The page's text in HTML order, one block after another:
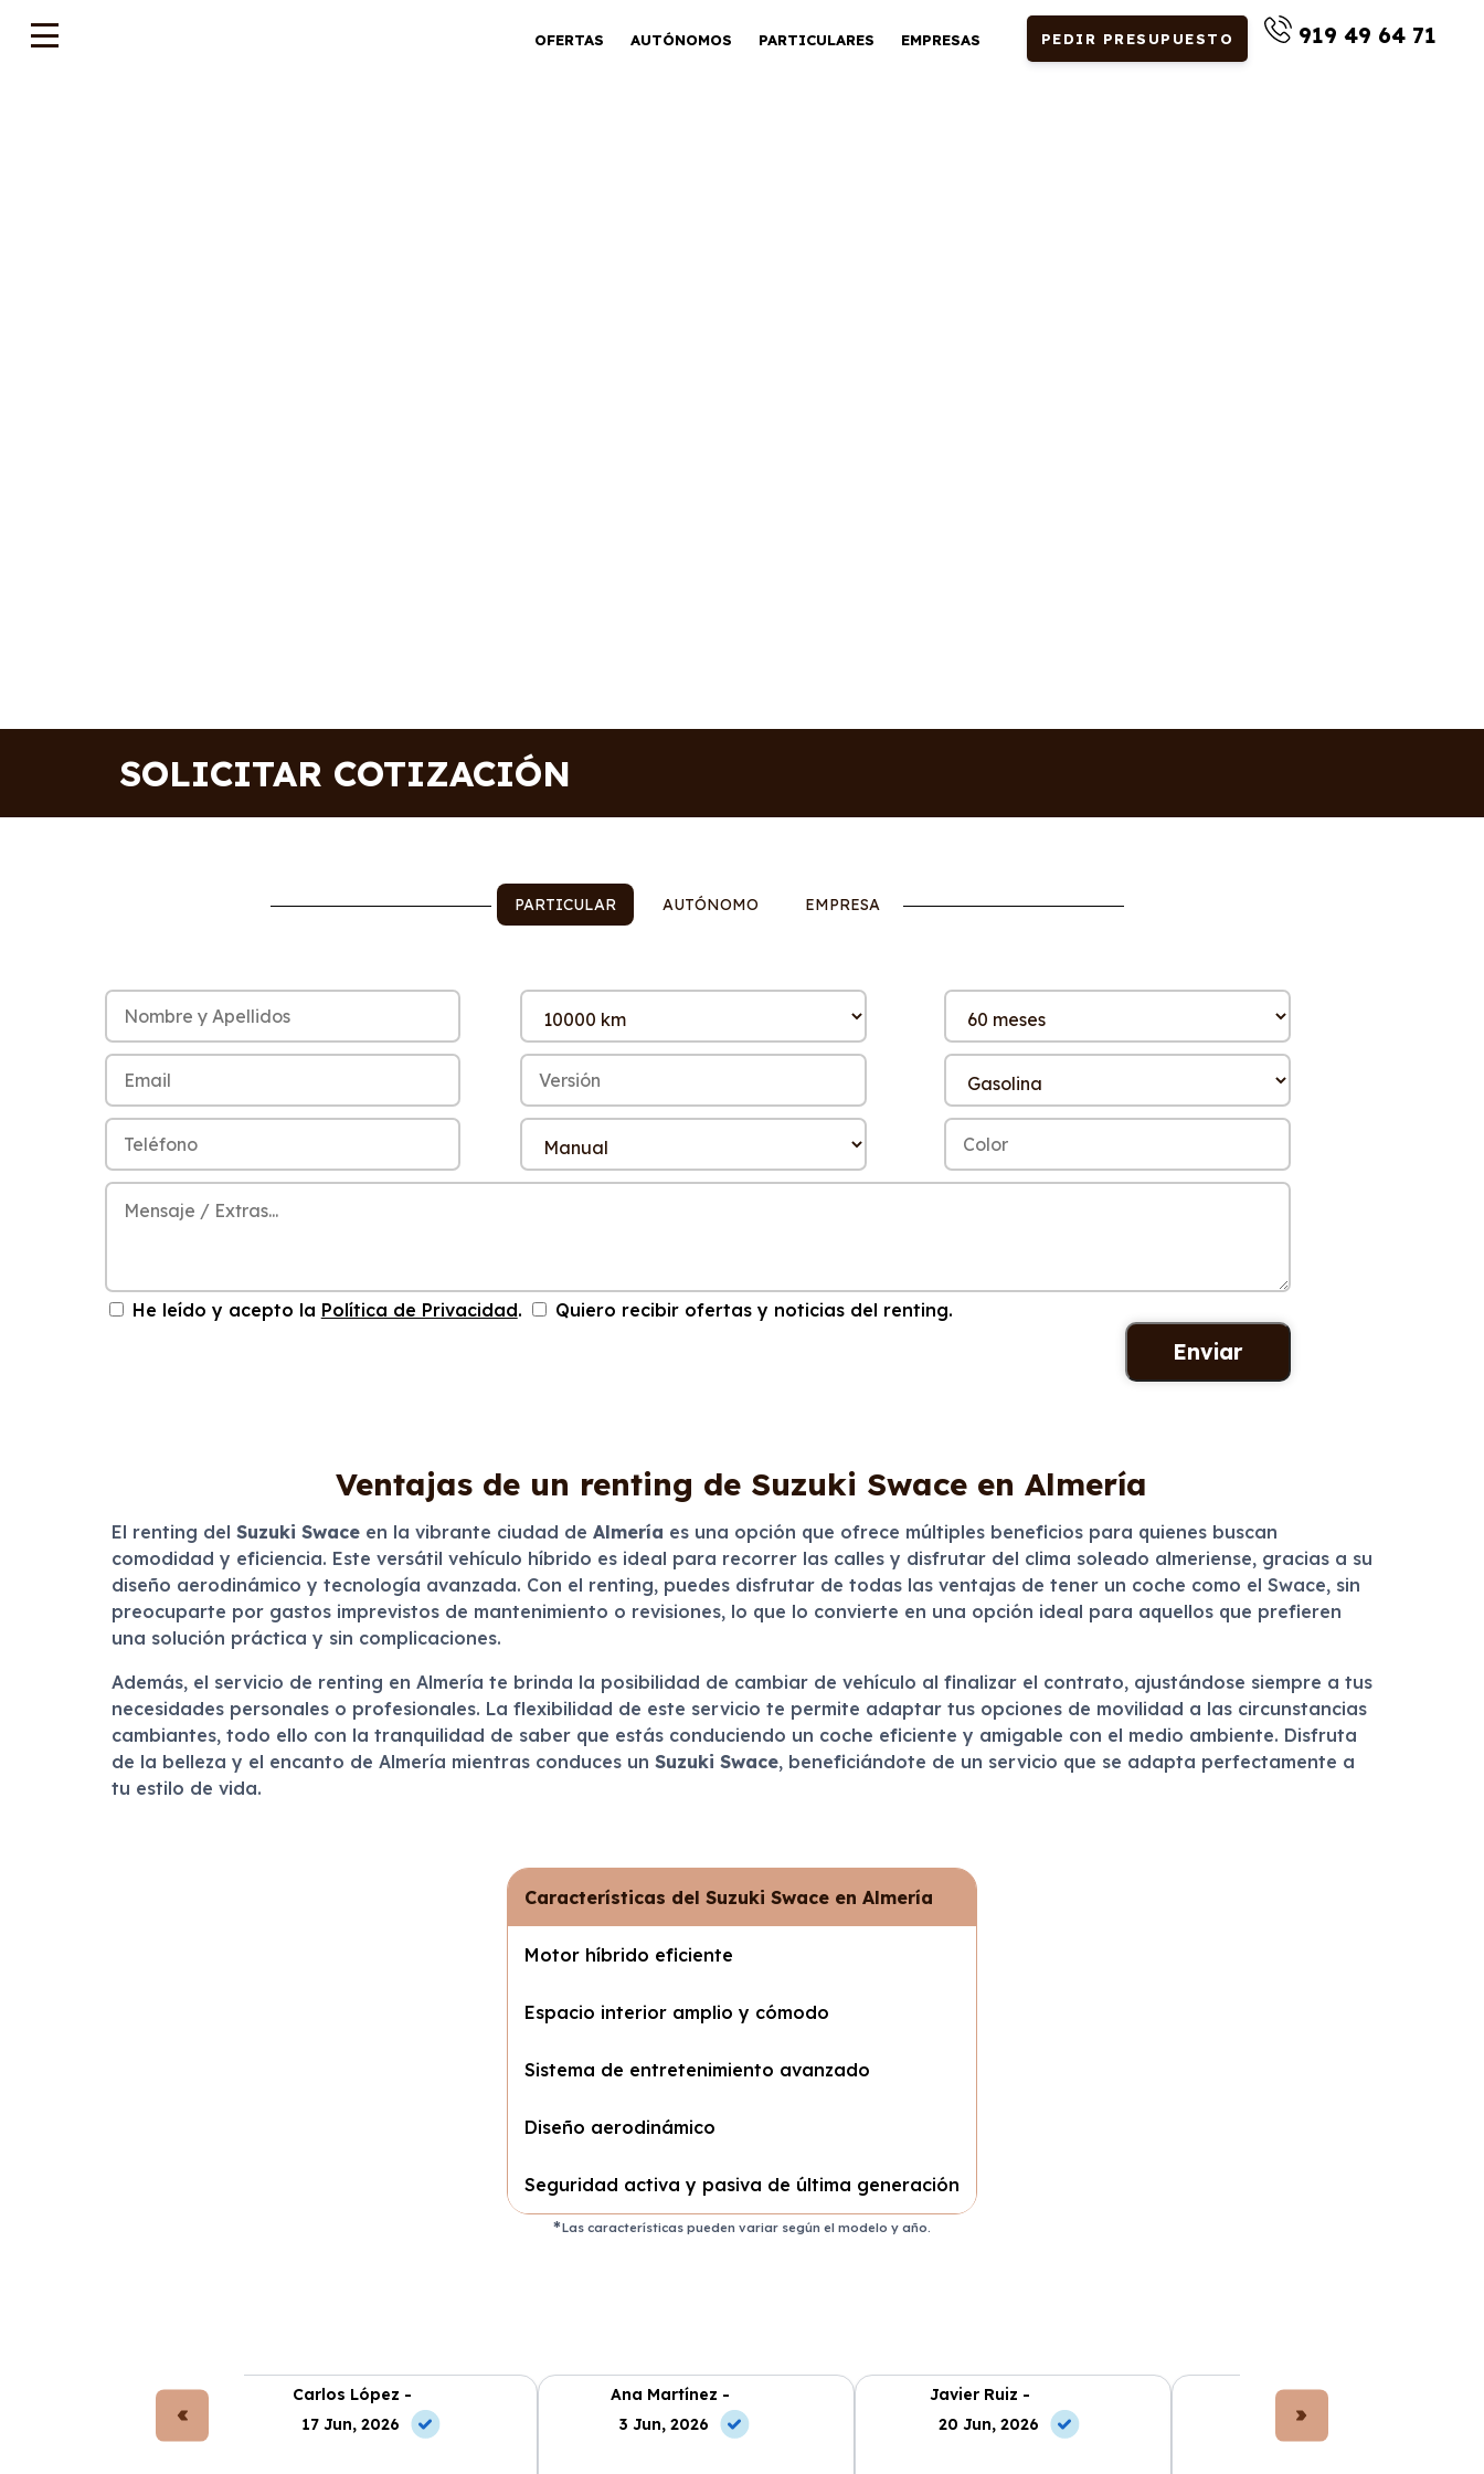
OFERTAS AUTÓNOMOS PARTICULARES EMPRESAS PEDIR PRESUPUESTO 919 49 64 71
SOLICITAR COTIZACIÓN
PARTICULAR AUTÓNOMO EMPRESA
He leído y acepto la Política de Privacidad. Quiero recibir ofertas y noticias del renting.
Ventajas de un renting de Suzuki Swace en Almería
El renting del Suzuki Swaceen la vibrante ciudad de Almería es una opción que ofrece múltiples beneficios para quienes buscan
comodidad y eficiencia. Este versátil vehículo híbrido es ideal para recorrer las calles y disfrutar del clima soleado almeriense, gracias a su
diseño aerodinámico y tecnología avanzada. Con el renting, puedes disfrutar de todas las ventajas de tener un coche como el Swace, sin
preocuparte por gastos imprevistos de mantenimiento o revisiones, lo que lo convierte en una opción ideal para aquellos que prefieren
una solución práctica y sin complicaciones.
Además, el servicio de renting en Almería te brinda la posibilidad de cambiar de vehículo al finalizar el contrato, ajustándose siempre a tus
necesidades personales o profesionales. La flexibilidad de este servicio te permite adaptar tus opciones de movilidad a las circunstancias
cambiantes, todo ello con la tranquilidad de saber que estás conduciendo un coche eficiente y amigable con el medio ambiente. Disfruta
de la belleza y el encanto de Almería mientras conduces un Suzuki Swace, beneficiándote de un servicio que se adapta perfectamente a
tu estilo de vida.
Características del Suzuki Swace en Almería
Motor híbrido eficiente
Espacio interior amplio y cómodo
Sistema de entretenimiento avanzado
Diseño aerodinámico
Seguridad activa y pasiva de última generación
Las características pueden variar según el modelo y año.
Carlos López -
17 Jun, 2026
Ana Martínez -
3 Jun, 2026
Javier Ruiz -
20 Jun, 2026
Lucía Fernández -
10 May, 2026